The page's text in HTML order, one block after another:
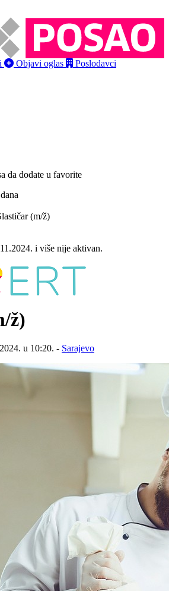
Objavi oglas Poslodavci
da dodate u favorite
(m/ž)
i više nije aktivan.
ž)
u 10:20. - Sarajevo